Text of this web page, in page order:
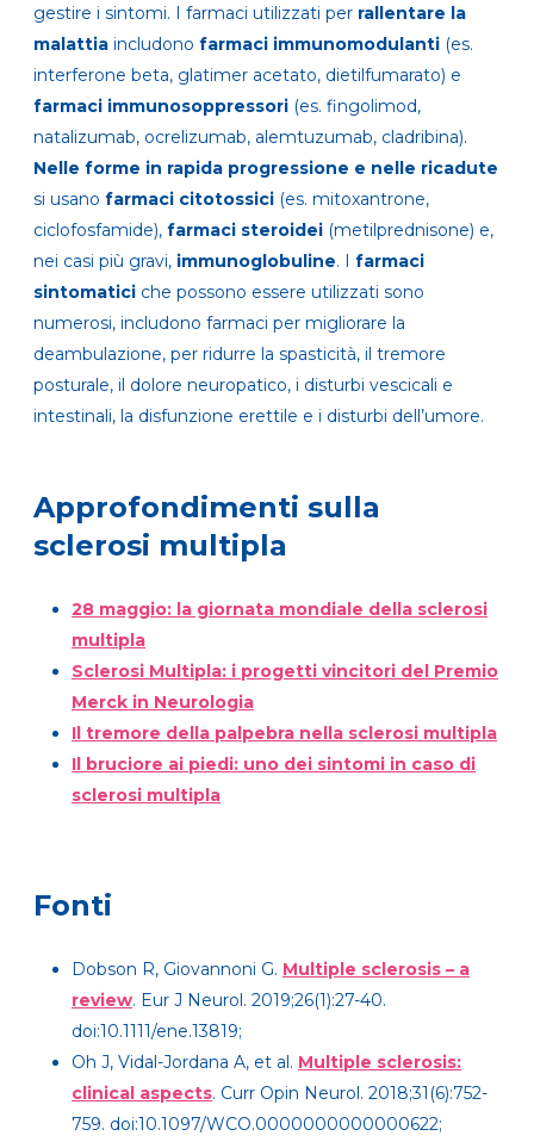
gestire i sintomi. I farmaci utilizzati per rallentare la
malattia includono farmaci immunomodulanti (es.
interferone beta, glatimer acetato, dietilfumarato) e
farmaci immunosoppressori (es. fingolimod,
natalizumab, ocrelizumab, alemtuzumab, cladribina).
Nelle forme in rapida progressione e nelle ricadute
si usano farmaci citotossici (es. mitoxantrone,
ciclofosfamide), farmaci steroidei (metilprednisone) e,
nei casi più gravi, immunoglobuline. I farmaci
sintomatici che possono essere utilizzati sono
numerosi, includono farmaci per migliorare la
deambulazione, per ridurre la spasticità, il tremore
posturale, il dolore neuropatico, i disturbi vescicali e
intestinali, la disfunzione erettile e i disturbi dell’umore.
Approfondimenti sulla
sclerosi multipla
28 maggio: la giornata mondiale della sclerosi
multipla
Sclerosi Multipla: i progetti vincitori del Premio
Merck in Neurologia
Il tremore della palpebra nella sclerosi multipla
Il bruciore ai piedi: uno dei sintomi in caso di
sclerosi multipla
Fonti
Dobson R, Giovannoni G. Multiple sclerosis – a
review. Eur J Neurol. 2019;26(1):27-40.
doi:10.1111/ene.13819;
Oh J, Vidal-Jordana A, et al. Multiple sclerosis:
clinical aspects. Curr Opin Neurol. 2018;31(6):752-
759. doi:10.1097/WCO.0000000000000622;